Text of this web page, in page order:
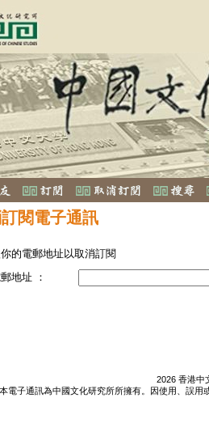
閱電子通訊
的電郵地址以取消訂閱
地址 ：
2026 香港中
本電子通訊為中國文化研究所所擁有。因使用、誤